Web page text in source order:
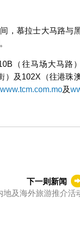
，慕拉士大马路与
（往马场大马路）
）及102X（往港珠
www.tcm.com.mo及
下一则新闻
地及海外旅游推介活